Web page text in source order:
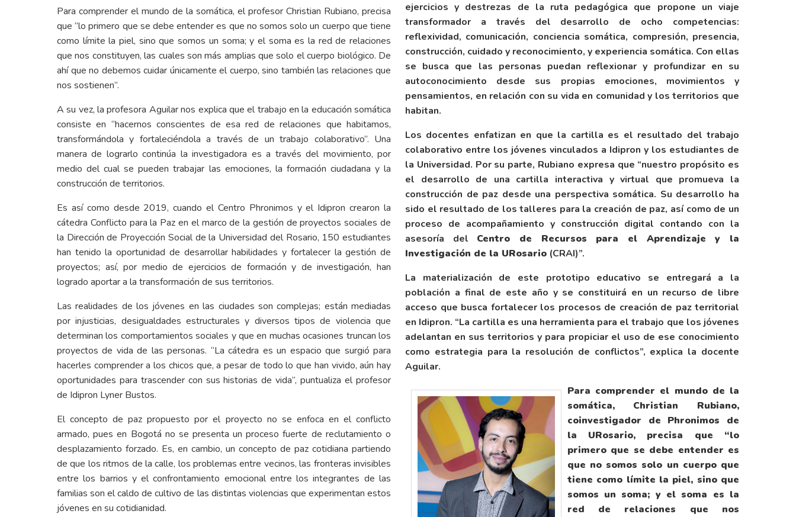
Para comprender el mundo de la somática, el profesor Christian Rubiano, precisa
que “lo primero que se debe entender es que no somos solo un cuerpo que tiene
como límite la piel, sino que somos un soma; y el soma es la red de relaciones
que nos constituyen, las cuales son más amplias que solo el cuerpo biológico. De
ahí que no debemos cuidar únicamente el cuerpo, sino también las relaciones que
nos sostienen”.
A su vez, la profesora Aguilar nos explica que el trabajo en la educación somática
consiste en “hacernos conscientes de esa red de relaciones que habitamos,
transformándola y fortaleciéndola a través de un trabajo colaborativo”. Una
manera de lograrlo continúa la investigadora es a través del movimiento, por
medio del cual se pueden trabajar las emociones, la formación ciudadana y la
construcción de territorios.
Es así como desde 2019, cuando el Centro Phronimos y el Idipron crearon la
cátedra Conflicto para la Paz en el marco de la gestión de proyectos sociales de
la Dirección de Proyección Social de la Universidad del Rosario, 150 estudiantes
han tenido la oportunidad de desarrollar habilidades y fortalecer la gestión de
proyectos; así, por medio de ejercicios de formación y de investigación, han
logrado aportar a la transformación de sus territorios.
Las realidades de los jóvenes en las ciudades son complejas; están mediadas
por injusticias, desigualdades estructurales y diversos tipos de violencia que
determinan los comportamientos sociales y que en muchas ocasiones truncan los
proyectos de vida de las personas. “La cátedra es un espacio que surgió para
hacerles comprender a los chicos que, a pesar de todo lo que han vivido, aún hay
oportunidades para trascender con sus historias de vida”, puntualiza el profesor
de Idipron Lyner Bustos.
El concepto de paz propuesto por el proyecto no se enfoca en el conflicto
armado, pues en Bogotá no se presenta un proceso fuerte de reclutamiento o
desplazamiento forzado. Es, en cambio, un concepto de paz cotidiana partiendo
de que los ritmos de la calle, los problemas entre vecinos, las fronteras invisibles
entre los barrios y el confrontamiento emocional entre los integrantes de las
familias son el caldo de cultivo de las distintas violencias que experimentan estos
jóvenes en su cotidianidad.
ejercicios y destrezas de la ruta pedagógica que propone un viaje
transformador a través del desarrollo de ocho competencias:
reflexividad, comunicación, conciencia somática, compresión, presencia,
construcción, cuidado y reconocimiento, y experiencia somática. Con ellas
se busca que las personas puedan reflexionar y profundizar en su
autoconocimiento desde sus propias emociones, movimientos y
pensamientos, en relación con su vida en comunidad y los territorios que
habitan.
Los docentes enfatizan en que la cartilla es el resultado del trabajo
colaborativo entre los jóvenes vinculados a Idipron y los estudiantes de
la Universidad. Por su parte, Rubiano expresa que “nuestro propósito es
el desarrollo de una cartilla interactiva y virtual que promueva la
construcción de paz desde una perspectiva somática. Su desarrollo ha
sido el resultado de los talleres para la creación de paz, así como de un
proceso de acompañamiento y construcción digital contando con la
asesoría del Centro de Recursos para el Aprendizaje y la
Investigación de la URosario (CRAI)”.
La materialización de este prototipo educativo se entregará a la
población a final de este año y se constituirá en un recurso de libre
acceso que busca fortalecer los procesos de creación de paz territorial
en Idipron. “La cartilla es una herramienta para el trabajo que los jóvenes
adelantan en sus territorios y para propiciar el uso de ese conocimiento
como estrategia para la resolución de conflictos”, explica la docente
Aguilar.
Para comprender el mundo de la
somática, Christian Rubiano,
coinvestigador de Phronimos de
la URosario, precisa que “lo
primero que se debe entender es
que no somos solo un cuerpo que
tiene como límite la piel, sino que
somos un soma; y el soma es la
red de relaciones que nos